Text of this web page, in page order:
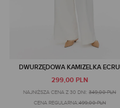
DWURZĘDOWA KAMIZELKA ECRU
299,00 PLN
NAJNIŻSZA CENA Z 30 DNI: 349,00 PLN
CENA REGULARNA:499,00 PLN